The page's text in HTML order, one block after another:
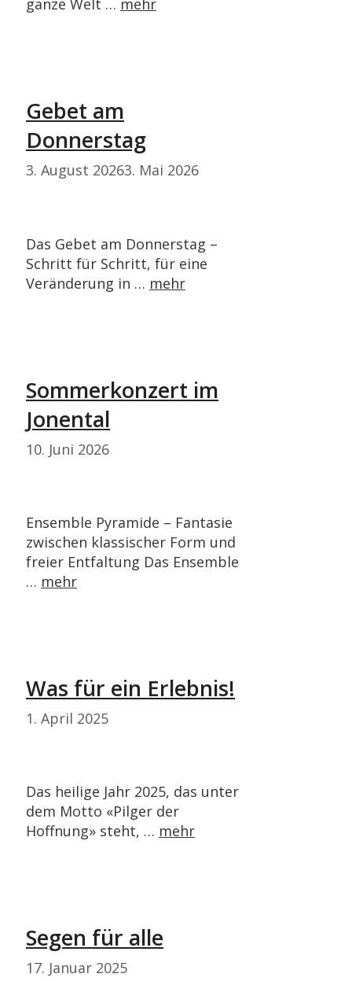
ganze Welt … mehr
Gebet am
Donnerstag
3. August 20263. Mai 2026
Das Gebet am Donnerstag –
Schritt für Schritt, für eine
Veränderung in … mehr
Sommerkonzert im
Jonental
10. Juni 2026
Ensemble Pyramide – Fantasie
zwischen klassischer Form und
freier Entfaltung Das Ensemble
… mehr
Was für ein Erlebnis!
1. April 2025
Das heilige Jahr 2025, das unter
dem Motto «Pilger der
Hoffnung» steht, … mehr
Segen für alle
17. Januar 2025